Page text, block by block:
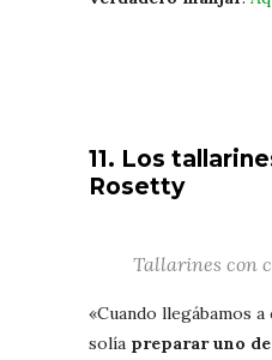
11. Los
Rosetty
Tallarines con
«Cuando llegábamos a
solía preparar uno